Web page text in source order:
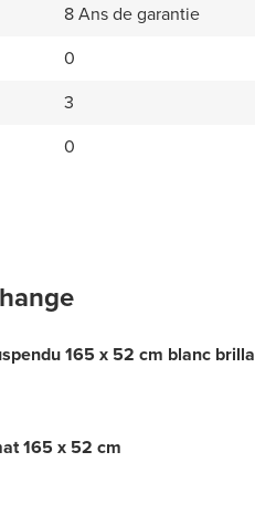
8 Ans de garantie
0
3
0
165 x 52 cm blanc
165 x 52 cm